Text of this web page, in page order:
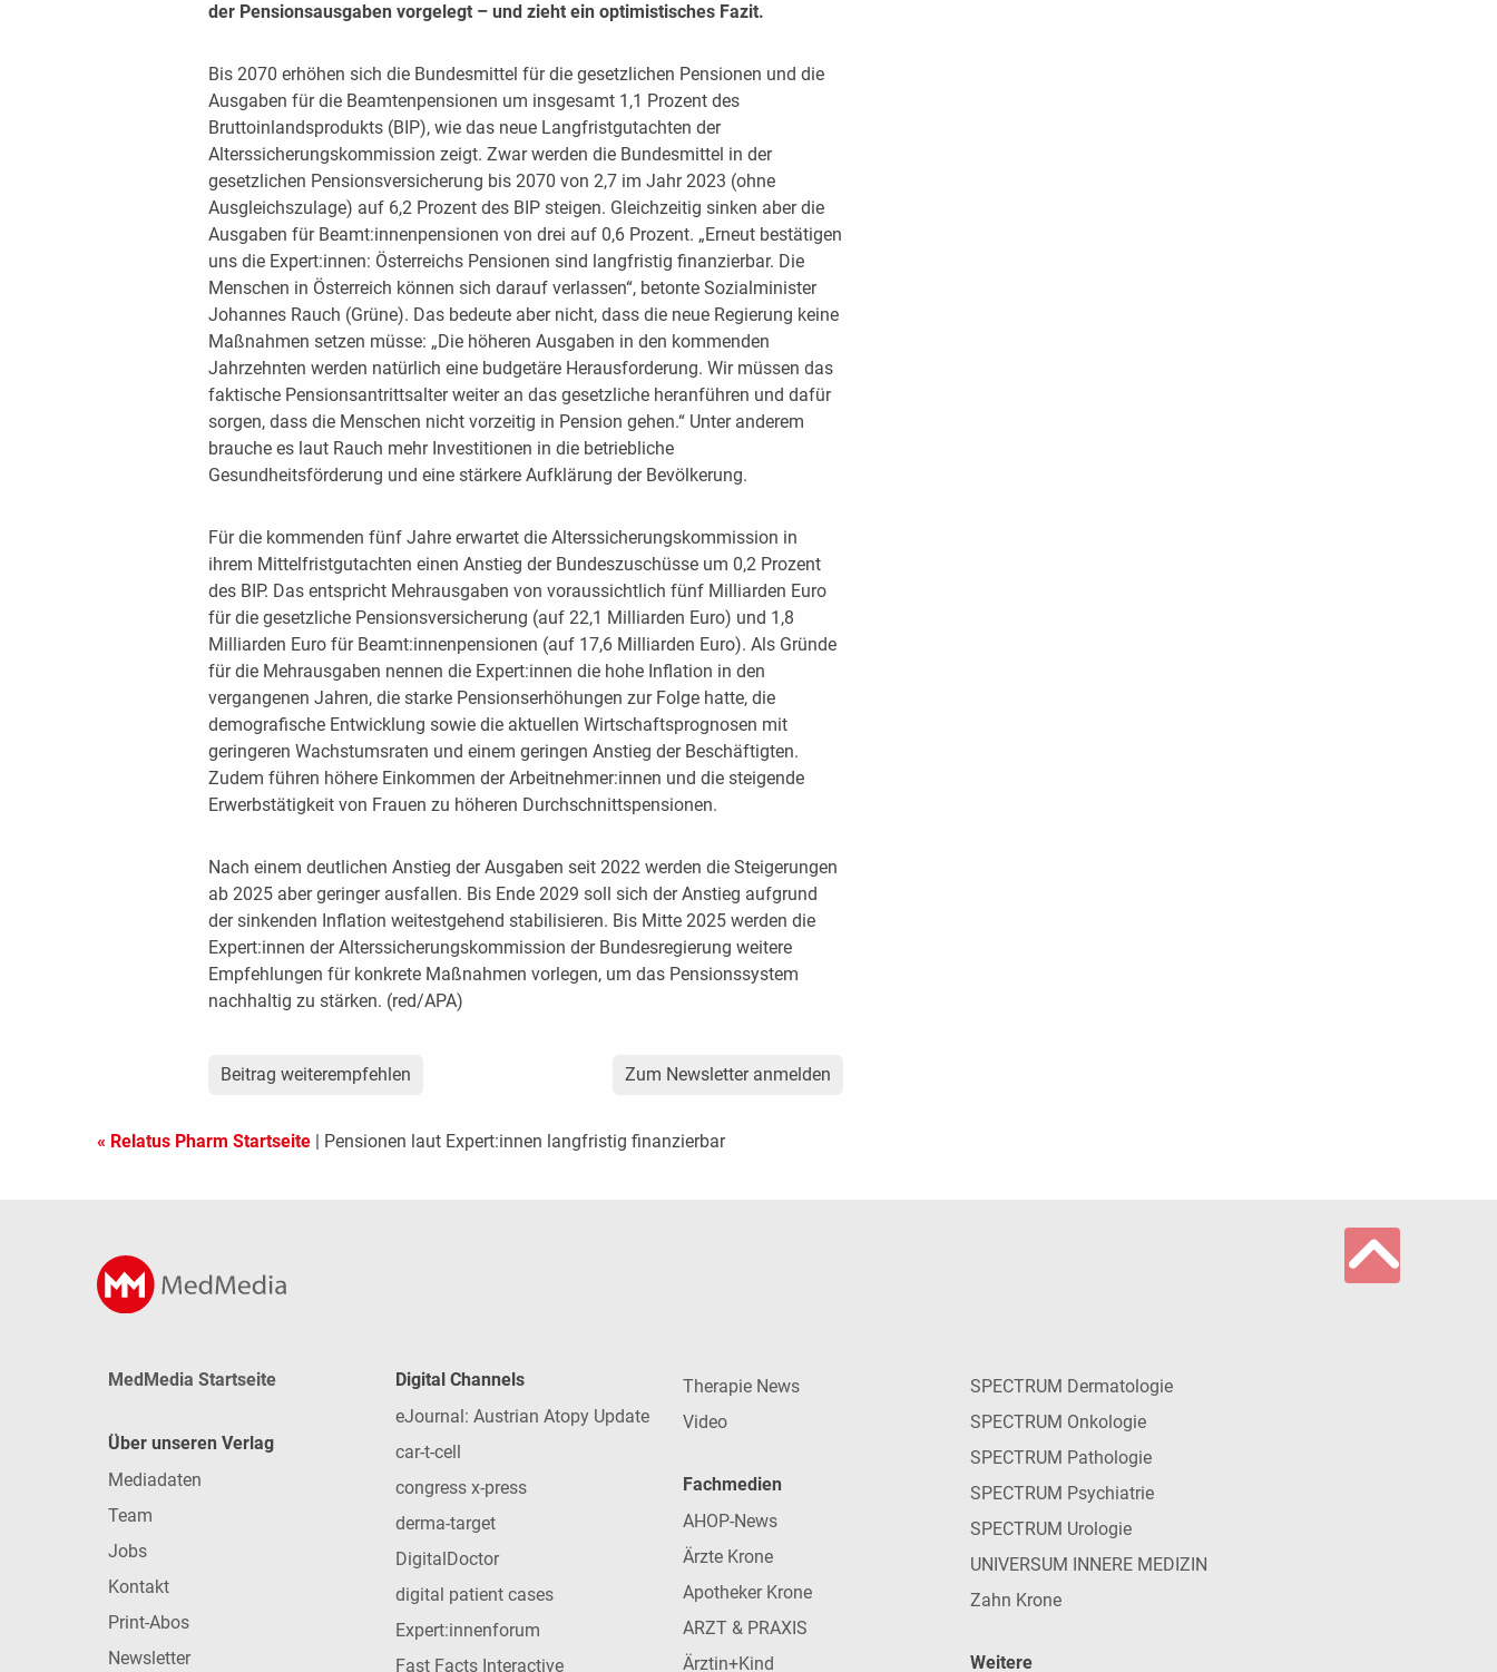
der Pensionsausgaben vorgelegt – und zieht ein optimistisches Fazit.
Bis 2070 erhöhen sich die Bundesmittel für die gesetzlichen Pensionen und die
Ausgaben für die Beamtenpensionen um insgesamt 1,1 Prozent des
Bruttoinlandsprodukts (BIP), wie das neue Langfristgutachten der
Alterssicherungskommission zeigt. Zwar werden die Bundesmittel in der
gesetzlichen Pensionsversicherung bis 2070 von 2,7 im Jahr 2023 (ohne
Ausgleichszulage) auf 6,2 Prozent des BIP steigen. Gleichzeitig sinken aber die
Ausgaben für Beamt:innenpensionen von drei auf 0,6 Prozent. „Erneut bestätigen
uns die Expert:innen: Österreichs Pensionen sind langfristig finanzierbar. Die
Menschen in Österreich können sich darauf verlassen“, betonte Sozialminister
Johannes Rauch (Grüne). Das bedeute aber nicht, dass die neue Regierung keine
Maßnahmen setzen müsse: „Die höheren Ausgaben in den kommenden
Jahrzehnten werden natürlich eine budgetäre Herausforderung. Wir müssen das
faktische Pensionsantrittsalter weiter an das gesetzliche heranführen und dafür
sorgen, dass die Menschen nicht vorzeitig in Pension gehen.“ Unter anderem
brauche es laut Rauch mehr Investitionen in die betriebliche
Gesundheitsförderung und eine stärkere Aufklärung der Bevölkerung.
Für die kommenden fünf Jahre erwartet die Alterssicherungskommission in
ihrem Mittelfristgutachten einen Anstieg der Bundeszuschüsse um 0,2 Prozent
des BIP. Das entspricht Mehrausgaben von voraussichtlich fünf Milliarden Euro
für die gesetzliche Pensionsversicherung (auf 22,1 Milliarden Euro) und 1,8
Milliarden Euro für Beamt:innenpensionen (auf 17,6 Milliarden Euro). Als Gründe
für die Mehrausgaben nennen die Expert:innen die hohe Inflation in den
vergangenen Jahren, die starke Pensionserhöhungen zur Folge hatte, die
demografische Entwicklung sowie die aktuellen Wirtschaftsprognosen mit
geringeren Wachstumsraten und einem geringen Anstieg der Beschäftigten.
Zudem führen höhere Einkommen der Arbeitnehmer:innen und die steigende
Erwerbstätigkeit von Frauen zu höheren Durchschnittspensionen.
Nach einem deutlichen Anstieg der Ausgaben seit 2022 werden die Steigerungen
ab 2025 aber geringer ausfallen. Bis Ende 2029 soll sich der Anstieg aufgrund
der sinkenden Inflation weitestgehend stabilisieren. Bis Mitte 2025 werden die
Expert:innen der Alterssicherungskommission der Bundesregierung weitere
Empfehlungen für konkrete Maßnahmen vorlegen, um das Pensionssystem
nachhaltig zu stärken. (red/APA)
Beitrag weiterempfehlen Zum Newsletter anmelden
« Relatus Pharm Startseite | Pensionen laut Expert:innen langfristig finanzierbar
MedMedia Startseite
Über unseren Verlag
Mediadaten
Team
Jobs
Kontakt
Print-Abos
Newsletter
Digital Channels
eJournal: Austrian Atopy Update
car-t-cell
congress x-press
derma-target
DigitalDoctor
digital patient cases
Expert:innenforum
Fast Facts Interactive
Therapie News
Video
Fachmedien
AHOP-News
Ärzte Krone
Apotheker Krone
ARZT & PRAXIS
Ärztin+Kind
SPECTRUM Dermatologie
SPECTRUM Onkologie
SPECTRUM Pathologie
SPECTRUM Psychiatrie
SPECTRUM Urologie
UNIVERSUM INNERE MEDIZIN
Zahn Krone
Weitere